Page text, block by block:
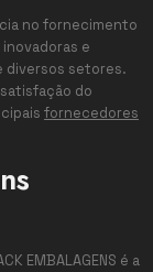
no fornecimento
e
diversos setores.
do
fornecedores
EMBALAGENS é a